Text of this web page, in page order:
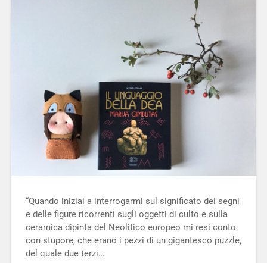
“Quando iniziai a interrogarmi sul significato dei segni
e delle figure ricorrenti sugli oggetti di culto e sulla
ceramica dipinta del Neolitico europeo mi resi conto,
con stupore, che erano i pezzi di un gigantesco puzzle,
del quale due terzi…